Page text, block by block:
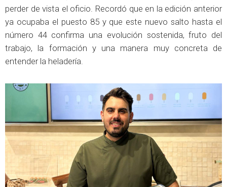
perder de vista el oficio. Recordó que en la edición anterior
ya ocupaba el puesto 85 y que este nuevo salto hasta el
número 44 confirma una evolución sostenida, fruto del
trabajo, la formación y una manera muy concreta de
entender la heladería.